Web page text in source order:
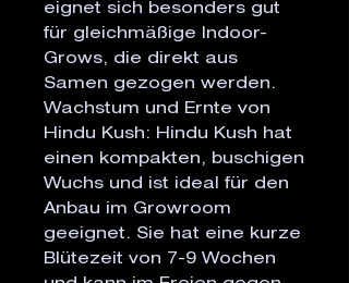
eignet sich besonders gut
für gleichmäßige Indoor-
Grows, die direkt aus
Samen gezogen werden.
Wachstum und Ernte von
Hindu Kush: Hindu Kush hat
einen kompakten, buschigen
Wuchs und ist ideal für den
Anbau im Growroom
geeignet. Sie hat eine kurze
Blütezeit von 7-9 Wochen